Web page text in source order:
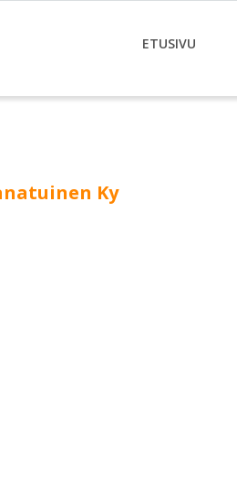
ETUSIVU
Ky